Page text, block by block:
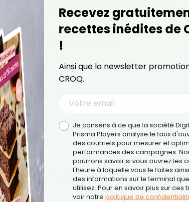
les performances des campagnes. Nous pourrons savoir si vous
à laquelle vous le faites ainsi que des informations sur le terminal
politique de confidentialité
Digital Prisma Playerspour vous envoyer votre newsletter contenant des offres commerciales
en utilisant le lien de désabonnement intégré dans la newsletter. Pour en savoir plus et
droits, prenez connaissance de notre
base pour d'autres recettes ou à boire seul.
Recevez
recettes inédites de
!
Ainsi que la newsletter
CROQ.
Je consens à ce que la société
Prisma Players analyse le taux
des courriels pour mesurer et
performances des campagnes.
pourrons savoir si vous ouvrez les
l'heure à laquelle vous le faites
des informations sur le terminal
utilisez. Pour en savoir plus sur ces
voir notre politique de